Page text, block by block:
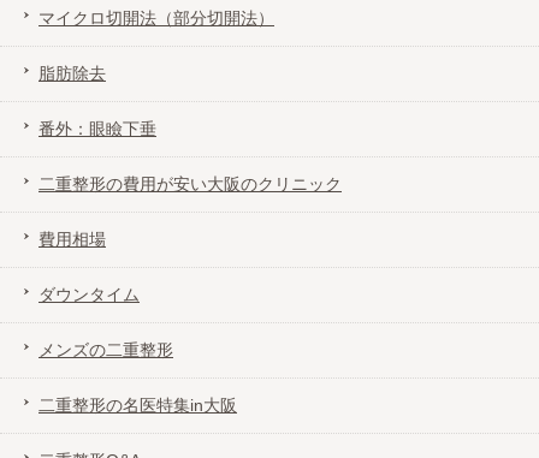
費用相場
ダウンタイム
メンズの二重整形
二重整形の名医特集in大阪
二重整形Q&A
二重整形ってばれる？
マイクロ切開法（部分切開法）
脂肪除去
番外：眼瞼下垂
二重整形の費用が安い大阪のクリニック
費用相場
ダウンタイム
メンズの二重整形
二重整形の名医特集in大阪